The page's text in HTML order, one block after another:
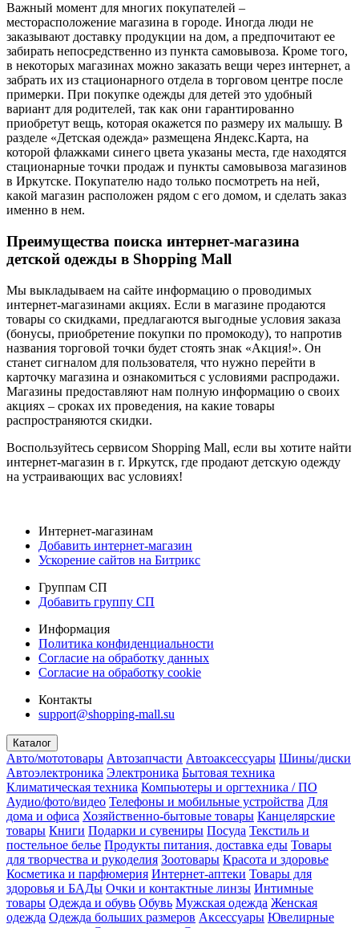
Важный момент для многих покупателей –
месторасположение магазина в городе. Иногда люди не
заказывают доставку продукции на дом, а предпочитают ее
забирать непосредственно из пункта самовывоза. Кроме того,
в некоторых магазинах можно заказать вещи через интернет, а
забрать их из стационарного отдела в торговом центре после
примерки. При покупке одежды для детей это удобный
вариант для родителей, так как они гарантированно
приобретут вещь, которая окажется по размеру их малышу. В
разделе «Детская одежда» размещена Яндекс.Карта, на
которой флажками синего цвета указаны места, где находятся
стационарные точки продаж и пункты самовывоза магазинов
в Иркутске. Покупателю надо только посмотреть на ней,
какой магазин расположен рядом с его домом, и сделать заказ
именно в нем.
Преимущества поиска интернет-магазина
детской одежды в Shopping Mall
Мы выкладываем на сайте информацию о проводимых
интернет-магазинами акциях. Если в магазине продаются
товары со скидками, предлагаются выгодные условия заказа
(бонусы, приобретение покупки по промокоду), то напротив
названия торговой точки будет стоять знак «Акция!». Он
станет сигналом для пользователя, что нужно перейти в
карточку магазина и ознакомиться с условиями распродажи.
Магазины предоставляют нам полную информацию о своих
акциях – сроках их проведения, на какие товары
распространяются скидки.
Воспользуйтесь сервисом Shopping Mall, если вы хотите найти
интернет-магазин в г. Иркутск, где продают детскую одежду
на устраивающих вас условиях!
Интернет-магазинам
Добавить интернет-магазин
Ускорение сайтов на Битрикс
Группам СП
Добавить группу СП
Информация
Политика конфиденциальности
Согласие на обработку данных
Согласие на обработку cookie
Контакты
support@shopping-mall.su
Каталог
Авто/мототовары Автозапчасти Автоаксессуары Шины/диски
Автоэлектроника Электроника Бытовая техника
Климатическая техника Компьютеры и оргтехника / ПО
Аудио/фото/видео Телефоны и мобильные устройства Для
дома и офиса Хозяйственно-бытовые товары Канцелярские
товары Книги Подарки и сувениры Посуда Текстиль и
постельное белье Продукты питания, доставка еды Товары
для творчества и рукоделия Зоотовары Красота и здоровье
Косметика и парфюмерия Интернет-аптеки Товары для
здоровья и БАДы Очки и контактные линзы Интимные
товары Одежда и обувь Обувь Мужская одежда Женская
одежда Одежда больших размеров Аксессуары Ювелирные